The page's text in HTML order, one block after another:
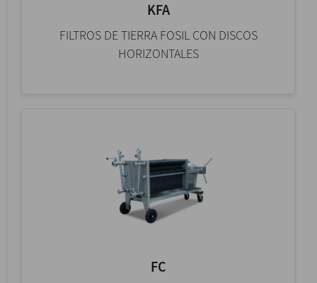
KFA
FILTROS DE TIERRA FOSIL CON DISCOS
HORIZONTALES
FC